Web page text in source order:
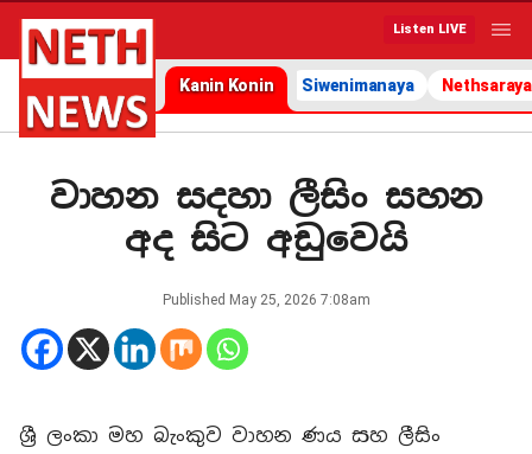
Listen LIVE
Kanin Konin Siwenimanaya Nethsaraya
වාහන සදහා ලීසිං සහන
අද සිට අඩුවෙයි
Published May 25, 2026 7:08am
ශ්‍රී ලංකා මහ බැංකුව වාහන ණය සහ ලීසිං